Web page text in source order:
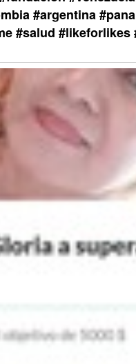
#argentina
#salud #likeforlikes